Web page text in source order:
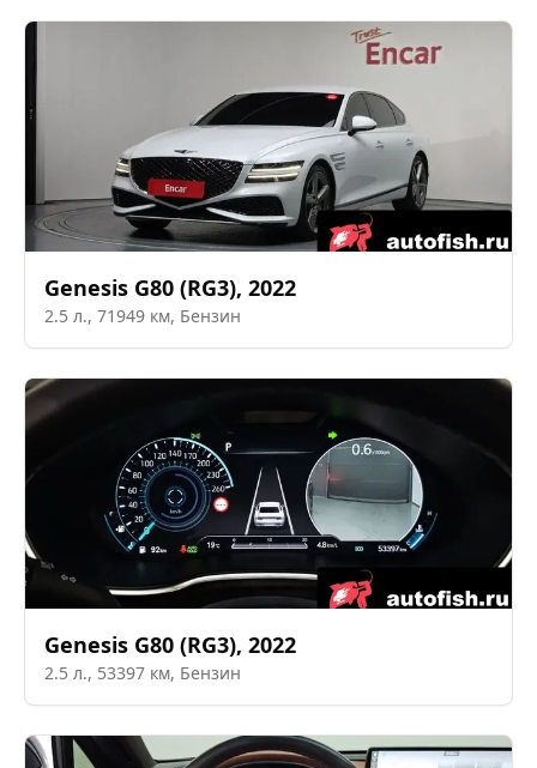
Genesis G80 (RG3), 2022
2.5 л., 71949 км, Бензин
Genesis G80 (RG3), 2022
2.5 л., 53397 км, Бензин